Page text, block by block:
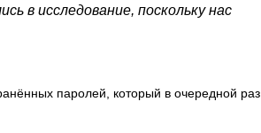
в исследование, поскольку нас
паролей, который в очередной раз